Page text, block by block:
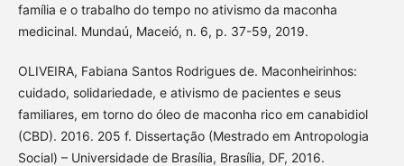
família e o trabalho do tempo no ativismo da maconha
medicinal. Mundaú, Maceió, n. 6, p. 37-59, 2019.
OLIVEIRA, Fabiana Santos Rodrigues de. Maconheirinhos:
cuidado, solidariedade, e ativismo de pacientes e seus
familiares, em torno do óleo de maconha rico em canabidiol
(CBD). 2016. 205 f. Dissertação (Mestrado em Antropologia
Social) – Universidade de Brasília, Brasília, DF, 2016.